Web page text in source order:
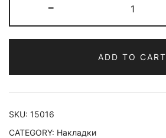
-
ADD TO CART
SKU: 15016
CATEGORY: Накладки